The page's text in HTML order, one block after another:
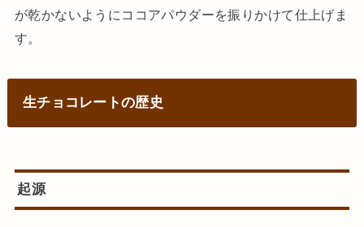
が乾かないようにココアパウダーを振りかけて仕上げま
す。
生チョコレートの歴史
起源